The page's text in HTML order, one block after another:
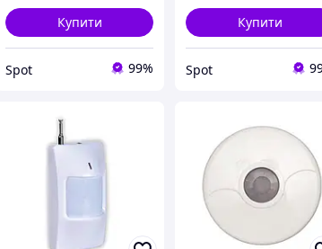
Купити
Spot 99%
Купити
Spot